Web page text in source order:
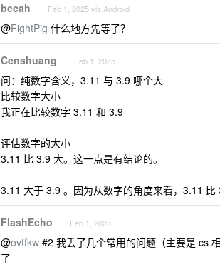
bccah Feb 1, 2025 via Android
@FightPig 什么地方先等了？
Censhuang Feb 1, 2025
问：纯数字含义，3.11 与 3.9 哪个大
比较数字大小
我正在比较数字 3.11 和 3.9
评估数字的大小
3.11 比 3.9 大。这一点是有结论的。
3.11 大于 3.9 。因为从数字的角度来看，3.11 比
FlashEcho Feb 1, 2025
@ovtfkw #2 我丢了几个常用的问题（主要是 cs
了